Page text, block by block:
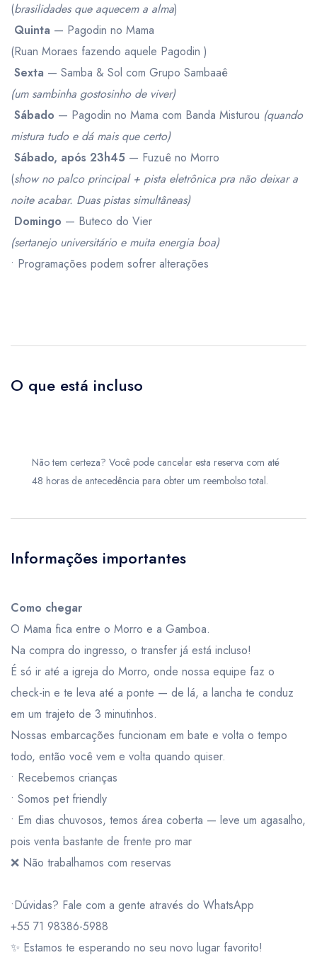
(brasilidades que aquecem a alma)
Quinta — Pagodin no Mama
(Ruan Moraes fazendo aquele Pagodin )
Sexta — Samba & Sol com Grupo Sambaaê
(um sambinha gostosinho de viver)
Sábado — Pagodin no Mama com Banda Misturou (quando
mistura tudo e dá mais que certo)
Sábado, após 23h45 — Fuzuê no Morro
(show no palco principal + pista eletrônica pra não deixar a
noite acabar. Duas pistas simultâneas)
Domingo — Buteco do Vier
(sertanejo universitário e muita energia boa)
• Programações podem sofrer alterações
O que está incluso
Não tem certeza? Você pode cancelar esta reserva com até
48 horas de antecedência para obter um reembolso total.
Informações importantes
Como chegar
O Mama fica entre o Morro e a Gamboa.
Na compra do ingresso, o transfer já está incluso!
É só ir até a igreja do Morro, onde nossa equipe faz o
check-in e te leva até a ponte — de lá, a lancha te conduz
em um trajeto de 3 minutinhos.
Nossas embarcações funcionam em bate e volta o tempo
todo, então você vem e volta quando quiser.
• Recebemos crianças
• Somos pet friendly
• Em dias chuvosos, temos área coberta — leve um agasalho,
pois venta bastante de frente pro mar
❌ Não trabalhamos com reservas
•Dúvidas? Fale com a gente através do WhatsApp
+55 71 98386-5988
✨ Estamos te esperando no seu novo lugar favorito!